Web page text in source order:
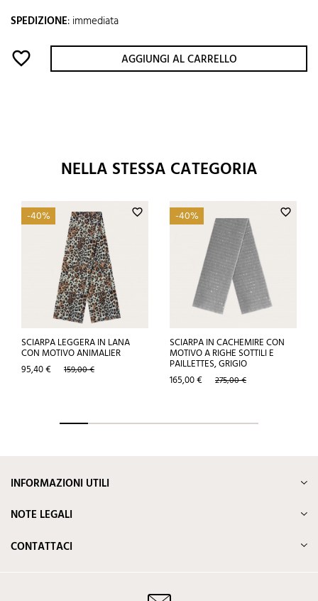
SPEDIZIONE: immediata
favorite_border AGGIUNGI AL CARRELLO
NELLA STESSA CATEGORIA
favorite_border
-40%
SCIARPA LEGGERA IN LANA
CON MOTIVO ANIMALIER
Prezzo
95,40 € Prezzo
159,00 €
favorite_border
-40%
SCIARPA IN CACHEMIRE CON
MOTIVO A RIGHE SOTTILI E
PAILLETTES, GRIGIO
Prezzo
165,00 € Prezzo
275,00 €
INFORMAZIONI UTILI
NOTE LEGALI
CONTATTACI